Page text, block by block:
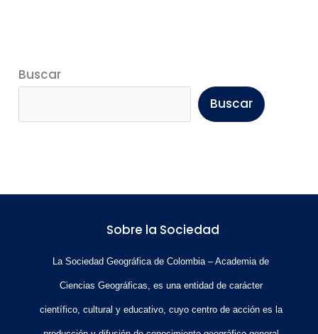
Buscar
Buscar
Sobre la Sociedad
La Sociedad Geográfica de Colombia – Academia de
Ciencias Geográficas, es una entidad de carácter
científico, cultural y educativo, cuyo centro de acción es la